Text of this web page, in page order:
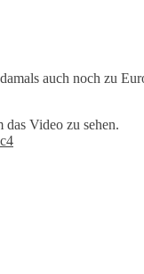
auch noch zu
Video zu sehen.